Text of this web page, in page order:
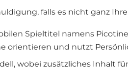
falls es nicht ganz
Spieltitel namens
orientieren und nutzt
wobei zusätzliches Inhalt